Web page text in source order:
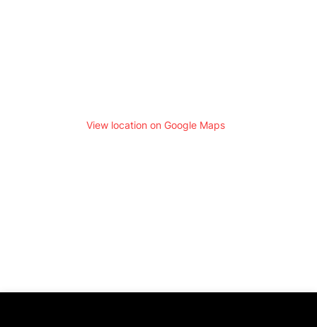
View location on Google Maps